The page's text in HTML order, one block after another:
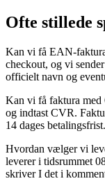
Ofte stillede
Kan vi få EAN-
checkout, og vi
officielt navn og
Kan vi få faktura
og indtast CVR.
14 dages betalingsfrist.
Hvordan vælger vi
leverer i tidsrummet
skriver I det i